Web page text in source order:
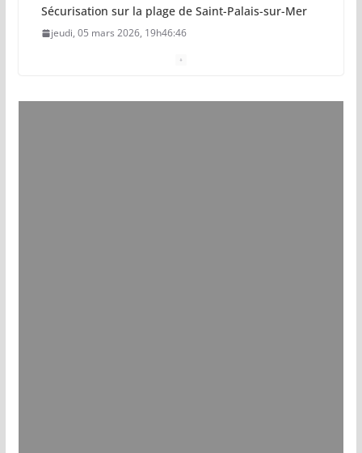
Sécurisation sur la plage de Saint-Palais-sur-Mer
jeudi, 05 mars 2026, 19h46:46